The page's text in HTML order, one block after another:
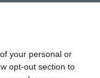
your personal or
opt-out section to